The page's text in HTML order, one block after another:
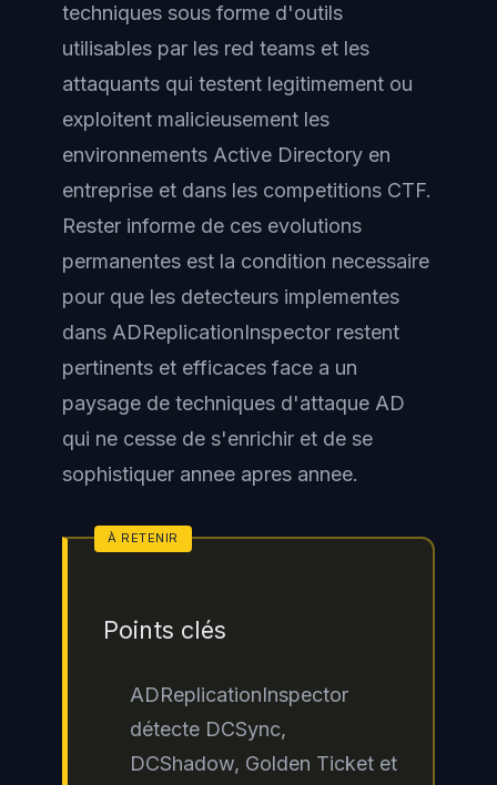
techniques sous forme d'outils
utilisables par les red teams et les
attaquants qui testent legitimement ou
exploitent malicieusement les
environnements Active Directory en
entreprise et dans les competitions CTF.
Rester informe de ces evolutions
permanentes est la condition necessaire
pour que les detecteurs implementes
dans ADReplicationInspector restent
pertinents et efficaces face a un
paysage de techniques d'attaque AD
qui ne cesse de s'enrichir et de se
sophistiquer annee apres annee.
Points clés
ADReplicationInspector
détecte DCSync,
DCShadow, Golden Ticket et